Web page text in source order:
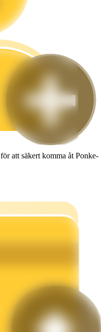
för att säkert komma åt Ponke-